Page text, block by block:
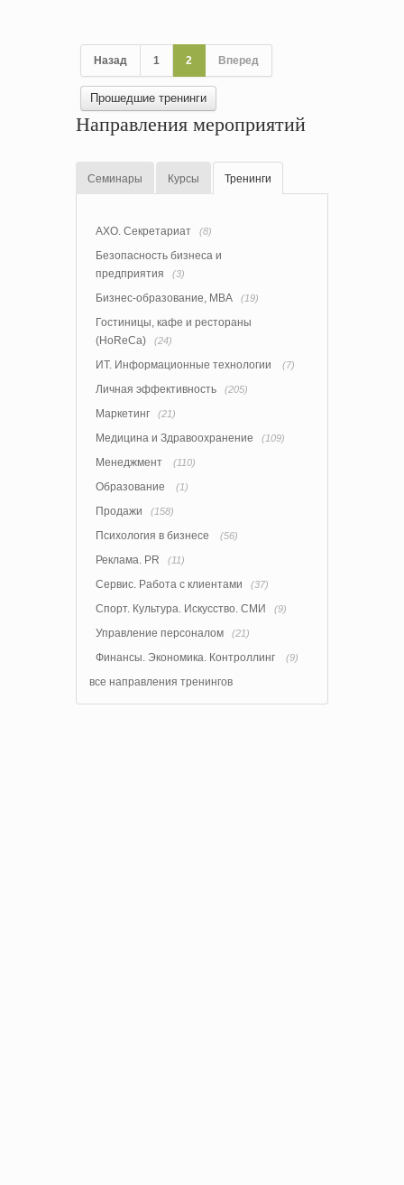
Назад 1 2 Вперед
Прошедшие тренинги
Направления мероприятий
Семинары Курсы Тренинги
АХО. Секретариат (8)
Безопасность бизнеса и
предприятия
(3)
Бизнес-образование, MBA (19)
Гостиницы, кафе и рестораны
(HoReCa)
(24)
ИТ. Информационные технологии (7)
Личная эффективность (205)
Маркетинг (21)
Медицина и Здравоохранение (109)
Менеджмент (110)
Образование (1)
Продажи (158)
Психология в бизнесе (56)
Реклама. PR (11)
Сервис. Работа с клиентами (37)
Спорт. Культура. Искусство. СМИ (9)
Управление персоналом (21)
Финансы. Экономика. Контроллинг (9)
все направления тренингов